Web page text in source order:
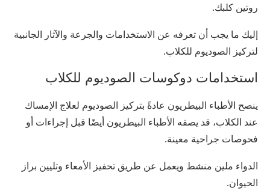
روتين كلبك.
إليك ما يجب أن تعرفه عن الاستخدامات والجرعة والآثار الجانبية
لتركيز الصوديوم للكلاب.
استخدامات دوكوسات الصوديوم للكلاب
ينصح الأطباء البيطريون عادةً بتركيز الصوديوم لعلاج الإمساك
عند الكلاب، قد يصفه الأطباء البيطريون أيضًا قبل إجراءات أو
فحوصات جراحية معينة.
الدواء ملين منشط ويعمل عن طريق تحفيز الأمعاء وتليين براز
الحيوان.